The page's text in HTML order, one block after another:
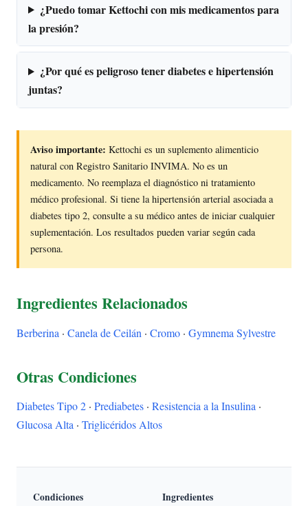
¿Puedo tomar Kettochi con mis medicamentos para
la presión?
¿Por qué es peligroso tener diabetes e hipertensión
juntas?
Aviso importante: Kettochi es un suplemento alimenticio
natural con Registro Sanitario INVIMA. No es un
medicamento. No reemplaza el diagnóstico ni tratamiento
médico profesional. Si tiene la hipertensión arterial asociada a
diabetes tipo 2, consulte a su médico antes de iniciar cualquier
suplementación. Los resultados pueden variar según cada
persona.
Ingredientes Relacionados
Berberina · Canela de Ceilán · Cromo · Gymnema Sylvestre
Otras Condiciones
Diabetes Tipo 2 · Prediabetes · Resistencia a la Insulina ·
Glucosa Alta · Triglicéridos Altos
Condiciones Ingredientes